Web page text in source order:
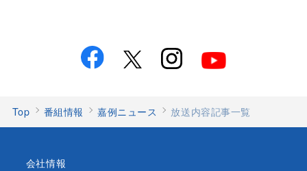
Top 番組情報 嘉例ニュース 放送内容記事一覧
会社情報